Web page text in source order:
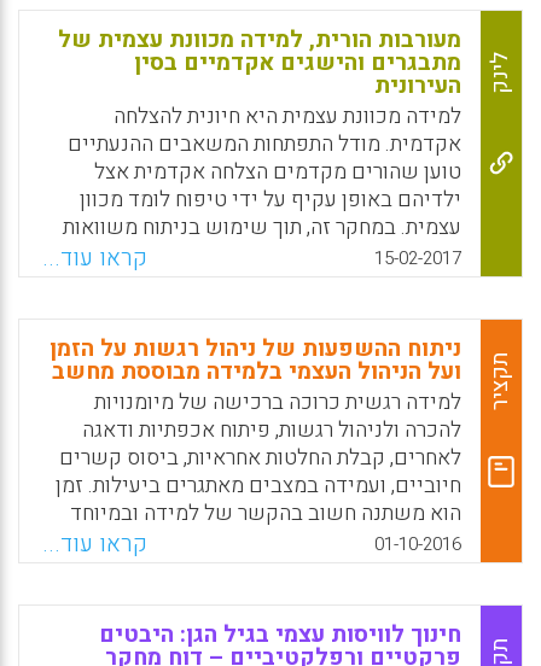
והמנהל ומכוונים אותם בעבודתם החינוכית.
WhatsApp
Facebook
Email
X לינק
מעורבות הורית, למידה מכוונת עצמית של
מתבגרים והישגים אקדמיים בסין
העירונית
למידה מכוונת עצמית היא חיונית להצלחה
אקדמית. מודל התפתחות המשאבים ההנעתיים
טוען שהורים מקדמים הצלחה אקדמית אצל
ילדיהם באופן עקיף על ידי טיפוח לומד מכוון
עצמית. במחקר זה, תוך שימוש בניתוח משוואות
מבניות ובנתונים שנאספו מ-1,009 תלמידי כיתה
ח' בג'וחאי (Zhuhai), סין בשנת 2012, המחברים
מתכוונים לענות על שתי שאלות מחקר: (א) אילו
צורות של מעורבות הורית נמצאו במתאם גבוה עם
למידה מכוונת עצמית ו-(ב) האם למידה מכוונת
עצמית יכולה לתווך באופן מלא את הקשר שבין
מעורבות הורית לבין ביצועים אקדמיים של
תלמידים? (Wang, Hongyu; Cai, Tianji, 2017).
WhatsApp
Facebook
Email
X
15-02-2017 קראו עוד...
תקציר
ניתוח ההשפעות של ניהול רגשות על הזמן
ועל הניהול העצמי בלמידה מבוססת מחשב
למידה רגשית כרוכה ברכישה של מיומנויות
להכרה ולניהול רגשות, פיתוח אכפתיות ודאגה
לאחרים, קבלת החלטות אחראיות, ביסוס קשרים
חיוביים, ועמידה במצבים מאתגרים ביעילות. זמן
הוא משתנה חשוב בהקשר של למידה ובמיוחד
בניתוח תהליכי הוראה-למידה המתרחשים
בלמידה שיתופית, בעוד שניהול זמן חיוני ללמידה
יעילה. המטרה של עבודה זו היא לנתח את
ההשפעות של ניהול רגשות על ניהול זמן ועל
ניהול עצמי בלמידה מקוונת ולזהות את היכולות
01-10-2016 קראו עוד...
חינוך לוויסות עצמי בגיל הגן: היבטים
פרקטיים ורפלקטיביים – דוח מחקר